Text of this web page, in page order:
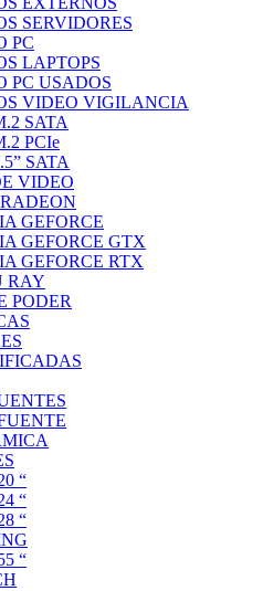
SERVIDORES
PC
LAPTOPS
PC USADOS
VIDEO VIGILANCIA
SATA
PCIe
SATA
VIDEO
GEFORCE
GEFORCE GTX
GEFORCE RTX
RAY
PODER
“
“
“
“